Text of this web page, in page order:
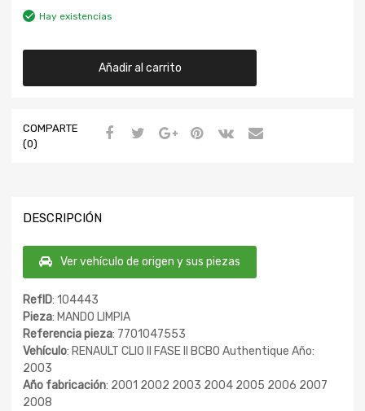
Hay existencias
Añadir al carrito
COMPARTE
(0)
DESCRIPCIÓN
Ver vehículo de origen y sus piezas
RefID: 104443
Pieza: MANDO LIMPIA
Referencia pieza: 7701047553
Vehículo: RENAULT CLIO II FASE II BCB0 Authentique Año:
2003
Año fabricación: 2001 2002 2003 2004 2005 2006 2007
2008